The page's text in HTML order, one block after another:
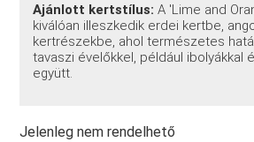
Ajánlott kertstílus: A 'Lime and
kiválóan illeszkedik erdei kertbe,
kertrészekbe, ahol természetes
tavaszi évelőkkel, például ibolyákkal
együtt.
Jelenleg nem rendelhető